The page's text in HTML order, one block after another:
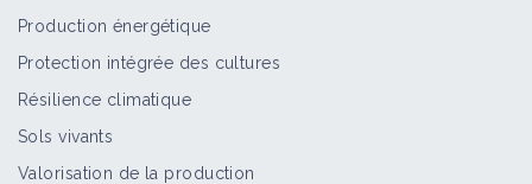
Production énergétique
Protection intégrée des cultures
Résilience climatique
Sols vivants
Valorisation de la production